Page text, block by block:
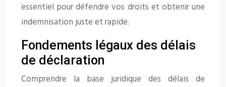
essentiel pour défendre vos droits et obtenir une
indemnisation juste et rapide.
Fondements légaux des délais
de déclaration
Comprendre la base juridique des délais de